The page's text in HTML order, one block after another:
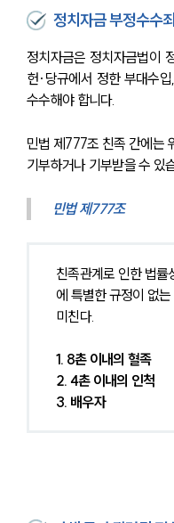
정치자금 부정수수죄
정치자금은 정치자금법이
헌·당규에서 정한 부대수
수수해야 합니다.
민법 제777조 친족 간에는
기부하거나 기부받을 수 있
민법 제777조
친족관계로 인한 법률
에 특별한 규정이 없
미친다.
1. 8촌 이내의 혈족
2. 4촌 이내의 인척
3. 배우자